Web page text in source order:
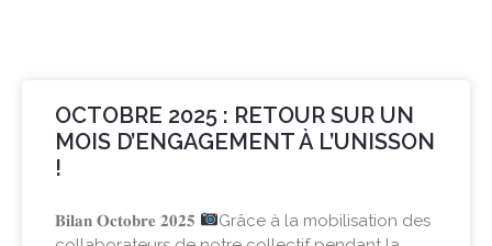
OCTOBRE 2025 : RETOUR SUR UN
MOIS D’ENGAGEMENT À L’UNISSON
!
𝐁𝐢𝐥𝐚𝐧 𝐎𝐜𝐭𝐨𝐛𝐫𝐞 𝟐𝟎𝟐𝟓
Grâce à la mobilisation des